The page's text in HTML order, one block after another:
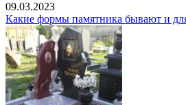
09.03.2023
Какие формы памятника бывают и